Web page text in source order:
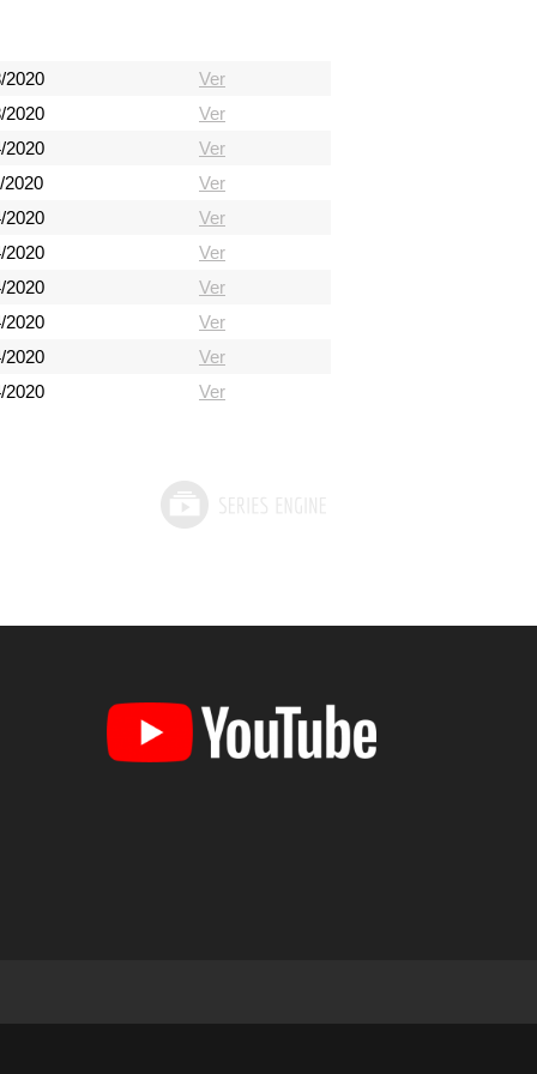
2020
Ver
2020
Ver
2020
Ver
2020
Ver
2020
Ver
2020
Ver
2020
Ver
2020
Ver
2020
Ver
2020 Ver